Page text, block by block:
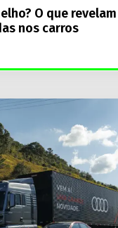
O que
nos carros